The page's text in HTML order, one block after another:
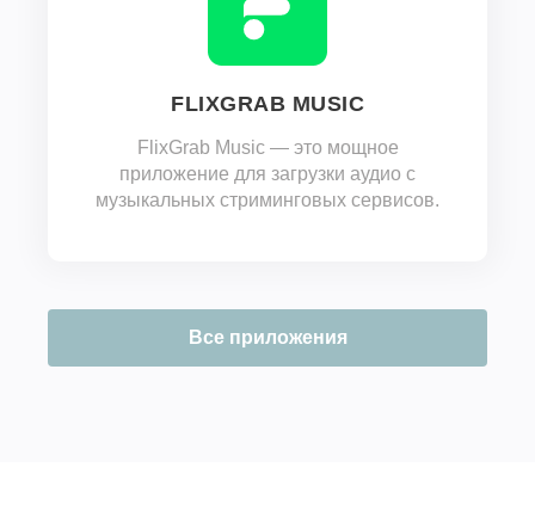
FLIXGRAB MUSIC
FlixGrab Music — это мощное
приложение для загрузки аудио с
музыкальных стриминговых сервисов.
Все приложения